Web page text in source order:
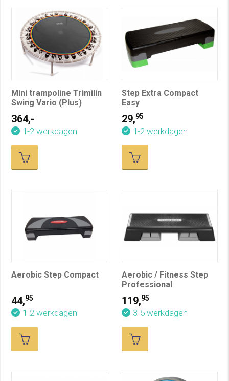
Mini trampoline Trimilin
Swing Vario (Plus)
364,-
1-2 werkdagen
Step Extra Compact
Easy
29,95
1-2 werkdagen
Aerobic Step Compact
44,95
1-2 werkdagen
Aerobic / Fitness Step
Professional
119,95
3-5 werkdagen